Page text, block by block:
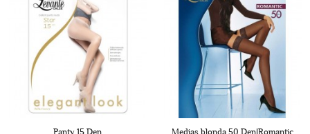
Panty 15 Den
Medias blonda 50 Den|Romantic